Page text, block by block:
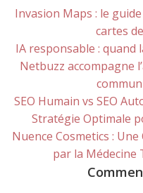
Invasion Maps : le
cartes
IA responsable : quand
Netbuzz accompagne
SEO Humain vs SEO
Stratégie Optimale
Nuence Cosmetics :
par la Médecine